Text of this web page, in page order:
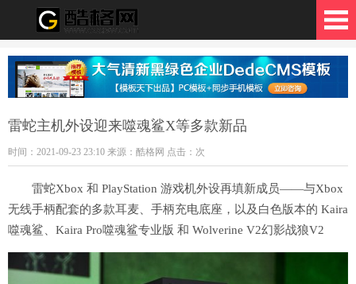
格网
雷蛇主机外设迎来噬魂鲨X等多款新品
时间：2021-09-23 23:10 来源：酷格网 点击： 次
雷蛇Xbox 和 PlayStation 游戏机外设再填新成员——与Xbox
无线手柄配套的多款耳麦、手柄充电底座，以及白色版本的 Kaira
噬魂鲨、Kaira Pro噬魂鲨专业版 和 Wolverine V2幻影战狼V2